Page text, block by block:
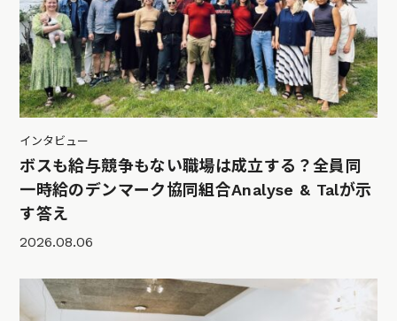
インタビュー
ボスも給与競争もない職場は成立する？全員同
一時給のデンマーク協同組合Analyse & Talが示
す答え
2026.08.06